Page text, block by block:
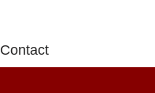
Contact